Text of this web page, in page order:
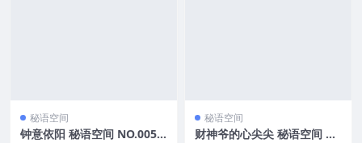
秘语空间
钟意依阳 秘语空间 NO.005
秘语空间
财神爷的心尖尖 秘语空间 N